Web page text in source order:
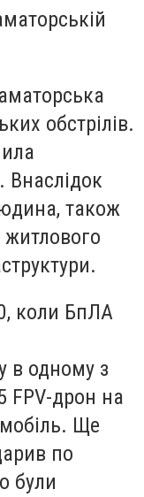
обстрілів.
Внаслідок
також
коли БпЛА
в одному з
FPV-дрон на
Ще
по
були